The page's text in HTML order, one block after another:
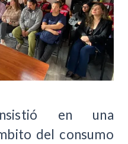
en una
del consumo